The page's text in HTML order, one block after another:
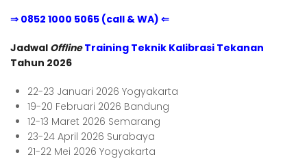
⇒ 0852 1000 5065 (call & WA) ⇐
Jadwal OfflineTraining Teknik Kalibrasi Tekanan
Tahun 2026
22-23 Januari 2026 Yogyakarta
19-20 Februari 2026 Bandung
12-13 Maret 2026 Semarang
23-24 April 2026 Surabaya
21-22 Mei 2026 Yogyakarta